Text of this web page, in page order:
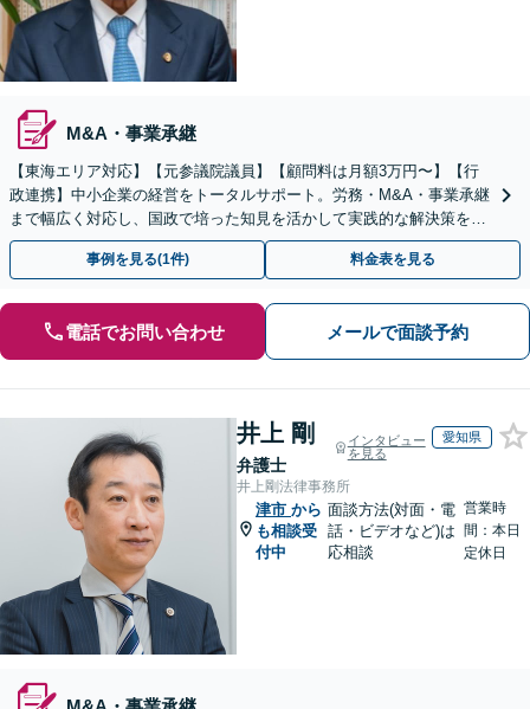
M&A・事業承継
【東海エリア対応】【元参議院議員】【顧問料は月額3万円〜】【行
政連携】中小企業の経営をトータルサポート。労務・M&A・事業承継
まで幅広く対応し、国政で培った知見を活かして実践的な解決策をご
提案します。まずはお気軽にご相談ください。
事例を見る(1件) 料金表を見る
電話でお問い合わせ メールで面談予約
井上 剛
弁護士
インタビュー
を見る
愛知県
井上剛法律事務所
津市 から
も相談受
付中
面談方法(対面・電
話・ビデオなど)は
応相談
営業時
間：本日
定休日